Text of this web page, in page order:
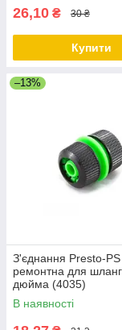
26,10 ₴ 30 ₴
Купити
–13%
З'єднання Presto-
ремонтна для
дюйма (4035)
В наявності